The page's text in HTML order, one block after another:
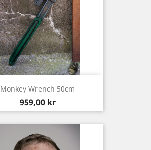
Monkey Wrench 50cm
Pris
959,00 kr